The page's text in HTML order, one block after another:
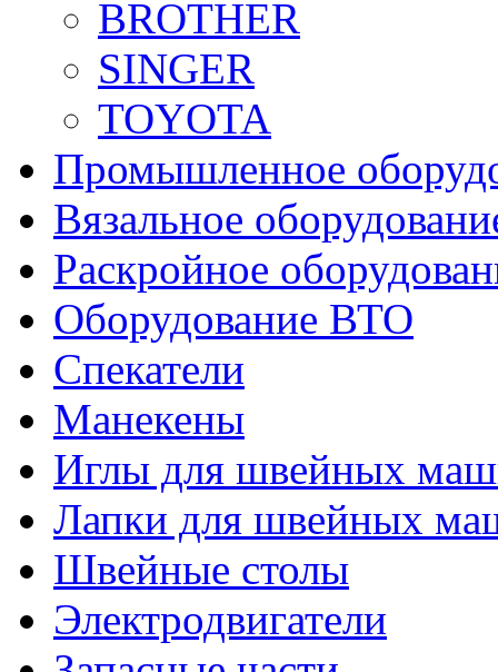
BROTHER
SINGER
TOYOTA
Промышленное
Вязальное
Раскройное
Оборудование ВТО
Спекатели
Манекены
Иглы для швейных
Лапки для швейных
Швейные столы
Электродвигатели